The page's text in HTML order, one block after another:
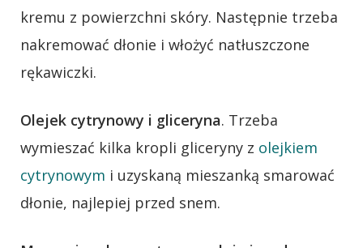
kremu z powierzchni skóry. Następnie trzeba
nakremować dłonie i włożyć natłuszczone
rękawiczki.
Olejek cytrynowy i gliceryna. Trzeba
wymieszać kilka kropli gliceryny z olejkiem
cytrynowym i uzyskaną mieszanką smarować
dłonie, najlepiej przed snem.